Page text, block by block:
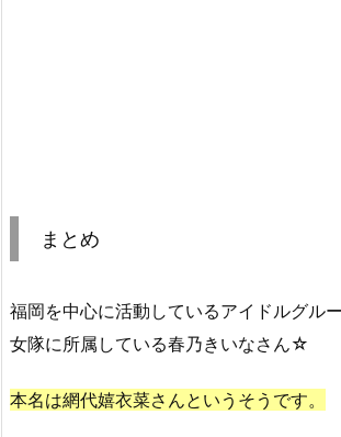
まとめ
福岡を中心に活動しているアイドルグル
女隊に所属している春乃きいなさん☆
本名は網代嬉衣菜さんというそうです。